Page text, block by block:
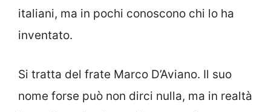
italiani, ma in pochi conoscono chi lo ha
inventato.
Si tratta del frate Marco D’Aviano. Il suo
nome forse può non dirci nulla, ma in realtà